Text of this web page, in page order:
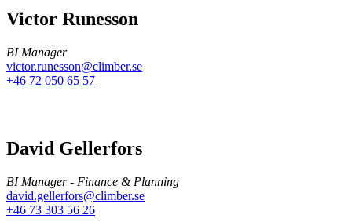
Victor Runesson
BI Manager
victor.runesson@climber.se
+46 72 050 65 57
David Gellerfors
BI Manager - Finance & Planning
david.gellerfors@climber.se
+46 73 303 56 26